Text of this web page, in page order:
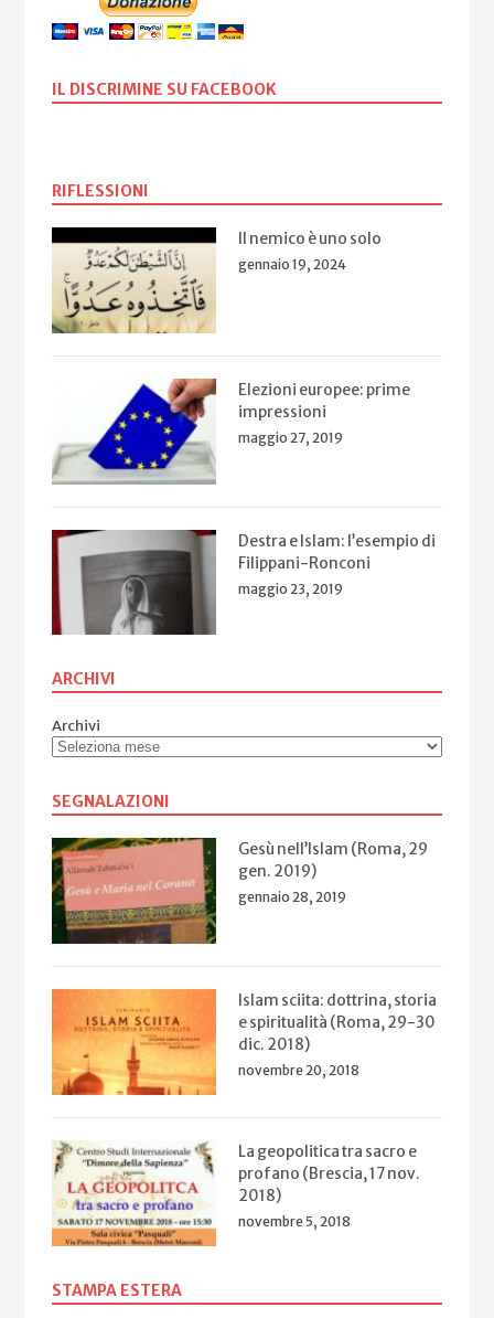
IL DISCRIMINE SU FACEBOOK
RIFLESSIONI
Il nemico è uno solo
gennaio 19, 2024
Elezioni europee: prime
impressioni
maggio 27, 2019
Destra e Islam: l’esempio di
Filippani-Ronconi
maggio 23, 2019
ARCHIVI
Archivi
SEGNALAZIONI
Gesù nell’Islam (Roma, 29
gen. 2019)
gennaio 28, 2019
Islam sciita: dottrina, storia
e spiritualità (Roma, 29-30
dic. 2018)
novembre 20, 2018
La geopolitica tra sacro e
profano (Brescia, 17 nov.
2018)
novembre 5, 2018
STAMPA ESTERA